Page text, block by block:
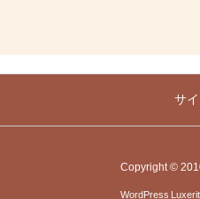
サ
Copyright ©
WordPress